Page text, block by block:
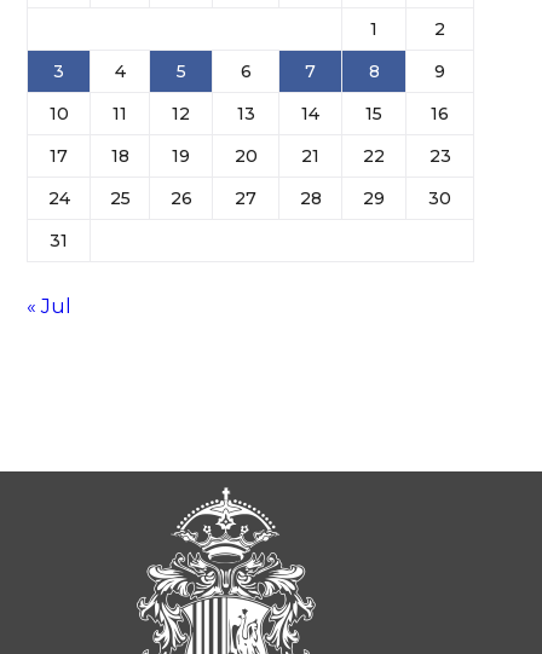
1
2
3
4 5 6 7 8
9
10
11 12 13 14 15
16
17
18 19 20 21 22
23
24
25 26 27 28 29
30
31
« Jul